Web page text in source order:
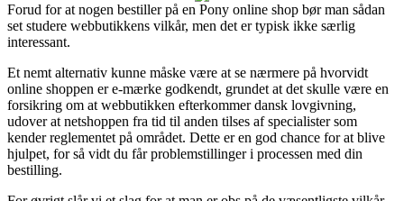
Forud for at nogen bestiller på en Pony online shop bør man sådan
set studere webbutikkens vilkår, men det er typisk ikke særlig
interessant.
Et nemt alternativ kunne måske være at se nærmere på hvorvidt
online shoppen er e-mærke godkendt, grundet at det skulle være en
forsikring om at webbutikken efterkommer dansk lovgivning,
udover at netshoppen fra tid til anden tilses af specialister som
kender reglementet på området. Dette er en god chance for at blive
hjulpet, for så vidt du får problemstillinger i processen med din
bestilling.